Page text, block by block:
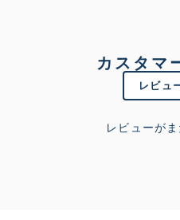
カスタマ
レビュ
レビューが